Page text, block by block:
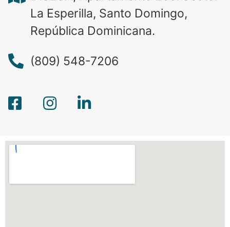
La Esperilla, Santo Domingo,
República Dominicana.
(809) 548-7206